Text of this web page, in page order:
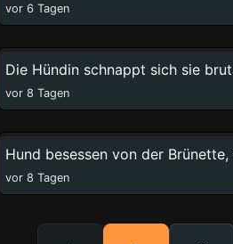
vor 6 Tagen
vor 8 Tagen
vor 8 Tagen